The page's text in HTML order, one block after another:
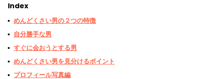
Index
めんどくさい男の２つの特徴
自分勝手な男
すぐに会おうとする男
めんどくさい男を見分けるポイント
プロフィール写真編